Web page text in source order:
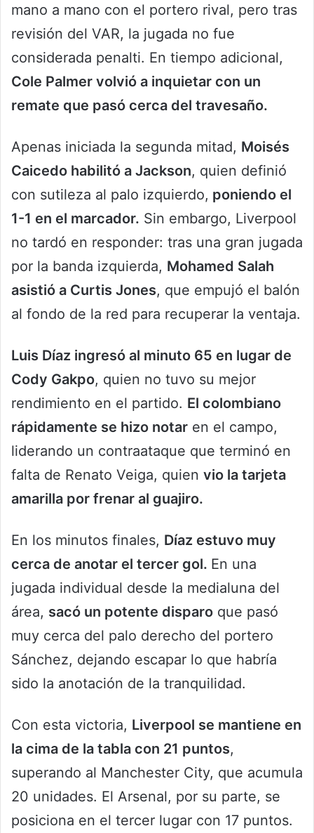
mano a mano con el portero rival, pero tras
revisión del VAR, la jugada no fue
considerada penalti. En tiempo adicional,
Cole Palmer volvió a inquietar con un
remate que pasó cerca del travesaño.
Apenas iniciada la segunda mitad, Moisés
Caicedo habilitó a Jackson, quien definió
con sutileza al palo izquierdo, poniendo el
1-1 en el marcador. Sin embargo, Liverpool
no tardó en responder: tras una gran jugada
por la banda izquierda, Mohamed Salah
asistió a Curtis Jones, que empujó el balón
al fondo de la red para recuperar la ventaja.
Luis Díaz ingresó al minuto 65 en lugar de
Cody Gakpo, quien no tuvo su mejor
rendimiento en el partido. El colombiano
rápidamente se hizo notar en el campo,
liderando un contraataque que terminó en
falta de Renato Veiga, quien vio la tarjeta
amarilla por frenar al guajiro.
En los minutos finales, Díaz estuvo muy
cerca de anotar el tercer gol. En una
jugada individual desde la medialuna del
área, sacó un potente disparo que pasó
muy cerca del palo derecho del portero
Sánchez, dejando escapar lo que habría
sido la anotación de la tranquilidad.
Con esta victoria, Liverpool se mantiene en
la cima de la tabla con 21 puntos,
superando al Manchester City, que acumula
20 unidades. El Arsenal, por su parte, se
posiciona en el tercer lugar con 17 puntos.